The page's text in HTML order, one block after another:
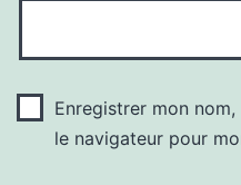
Enregistrer mon
le navigateur pour